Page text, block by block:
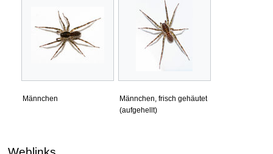
Männchen
Männchen, frisch gehäutet
(aufgehellt)